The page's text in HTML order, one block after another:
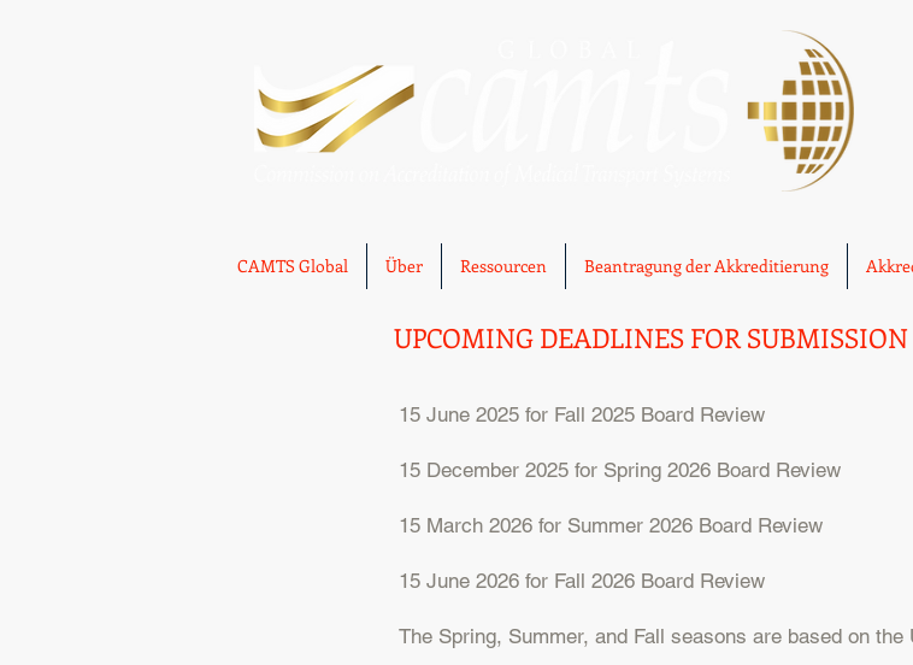
UPCOMING DEADLINES FOR
15 June 2025 for Fall 2025 Board Review
15 December 2025 for Spring 2026 Board Review
15 March 2026 for Summer 2026 Board Review
15 June 2026 for Fall 2026 Board Review
The Spring, Summer, and Fall seasons are based on the
CAMTS Global Über Ressourcen Beantragung der Akkreditierung